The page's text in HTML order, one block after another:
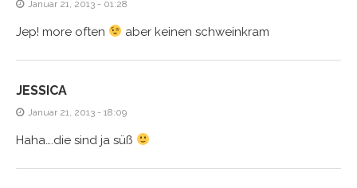
Januar 21, 2013 - 01:28
Jep! more often aber keinen schweinkram
JESSICA
Januar 21, 2013 - 18:09
Haha….die sind ja süß